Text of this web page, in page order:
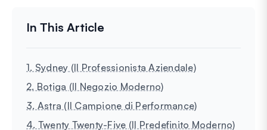
1. Sydney (Il Professionista Aziendale)
2. Botiga (Il Negozio Moderno)
3. Astra (Il Campione di Performance)
4. Twenty Twenty-Five (Il Predefinito Moderno)